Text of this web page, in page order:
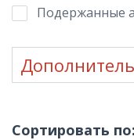
Подержанные
Сортировать по: